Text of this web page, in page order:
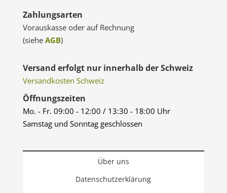
Zahlungsarten
Vorauskasse oder auf Rechnung
(siehe AGB)
Versand erfolgt nur innerhalb der Schweiz
Versandkosten Schweiz
Öffnungszeiten
Mo. - Fr. 09:00 - 12:00 / 13:30 - 18:00 Uhr
Samstag und Sonntag geschlossen
Über uns
Datenschutzerklärung